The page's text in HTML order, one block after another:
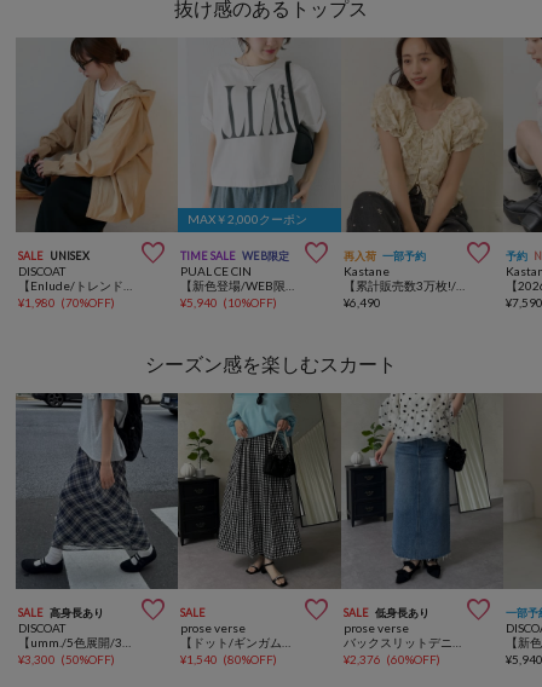
抜け感のあるトップス
SALE UNISEX 
DISCOAT
¥1,980 (70%OFF)
MAX￥2,000クーポン
TIME SALE WEB限定 
PUAL CE CIN
¥5,940 (10%OFF)
再入荷 一部予約 
Kastane
【累計販売数3万枚!/着痩せ◎】クシュクシュブラウス
¥6,490
予約
¥
シーズン感を楽しむスカート
SALE 高身長あり 
DISCOAT
¥3,300 (50%OFF)
SALE 
prose verse
¥1,540 (80%OFF)
SALE 低身長あり 
prose verse
¥2,376 (60%OFF)
一部予
¥